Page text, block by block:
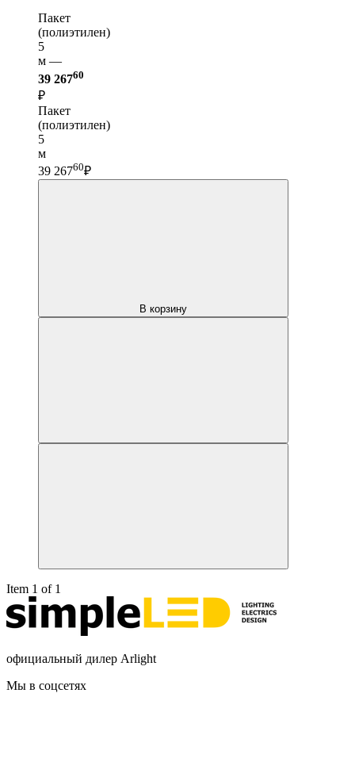
Пакет
(полиэтилен)
5
м —
39 26760
₽
Пакет
(полиэтилен)
5
м
39 26760₽
В корзину
Item 1 of 1
официальный дилер Arlight
Мы в соцсетях